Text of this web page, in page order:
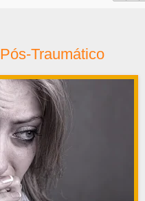
Traumático